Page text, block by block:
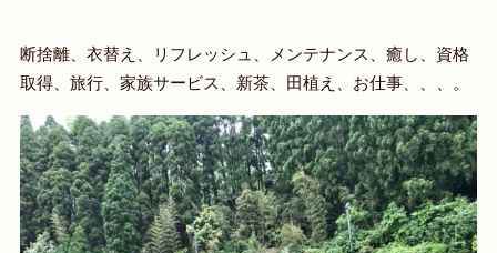
断捨離、衣替え、リフレッシュ、メンテナンス、癒し、資格
取得、旅行、家族サービス、新茶、田植え、お仕事、、、。